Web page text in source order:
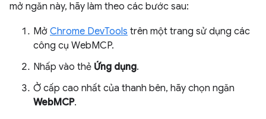
mở ngăn này, hãy làm theo các bước sau:
Mở Chrome DevTools trên một trang sử dụng các
công cụ WebMCP.
Nhấp vào thẻ Ứng dụng.
Ở cấp cao nhất của thanh bên, hãy chọn ngăn
WebMCP.